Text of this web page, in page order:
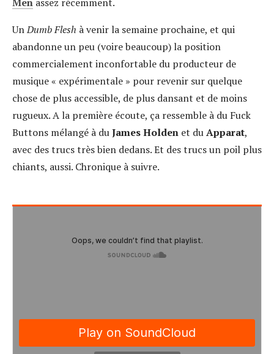
UnDumb Flesh à venir la semaine prochaine, et qui
abandonne un peu (voire beaucoup) la position
commercialement inconfortable du producteur de
musique « expérimentale » pour revenir sur quelque
chose de plus accessible, de plus dansant et de moins
rugueux. A la première écoute, ça ressemble à du Fuck
Buttons mélangé à duJames Holden et duApparat,
avec des trucs très bien dedans. Et des trucs un poil plus
chiants, aussi. Chronique à suivre.